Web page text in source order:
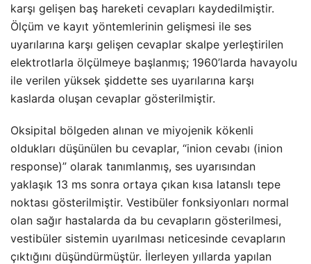
karşı gelişen baş hareketi cevapları kaydedilmiştir.
Ölçüm ve kayıt yöntemlerinin gelişmesi ile ses
uyarılarına karşı gelişen cevaplar skalpe yerleştirilen
elektrotlarla ölçülmeye başlanmış; 1960’larda havayolu
ile verilen yüksek şiddette ses uyarılarına karşı
kaslarda oluşan cevaplar gösterilmiştir.
Oksipital bölgeden alınan ve miyojenik kökenli
oldukları düşünülen bu cevaplar, “inion cevabı (inion
response)” olarak tanımlanmış, ses uyarısından
yaklaşık 13 ms sonra ortaya çıkan kısa latanslı tepe
noktası gösterilmiştir. Vestibüler fonksiyonları normal
olan sağır hastalarda da bu cevapların gösterilmesi,
vestibüler sistemin uyarılması neticesinde cevapların
çıktığını düşündürmüştür. İlerleyen yıllarda yapılan